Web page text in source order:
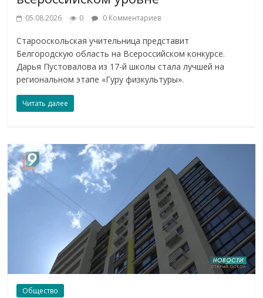
05.08.2026 0 0 Комментариев
Старооскольская учительница представит
Белгородскую область на Всероссийском конкурсе.
Дарья Пустовалова из 17-й школы стала лучшей на
региональном этапе «Гуру физкультуры».
Читать далее
Общество